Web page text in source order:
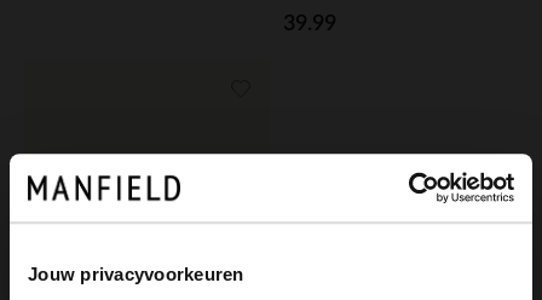
Jouw privacyvoorkeuren
39.99